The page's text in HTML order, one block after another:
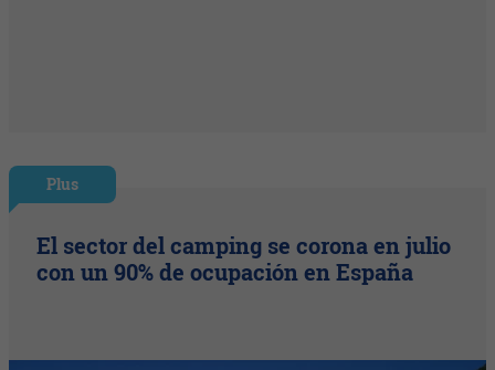
Plus
El sector del camping se corona en julio
con un 90% de ocupación en España